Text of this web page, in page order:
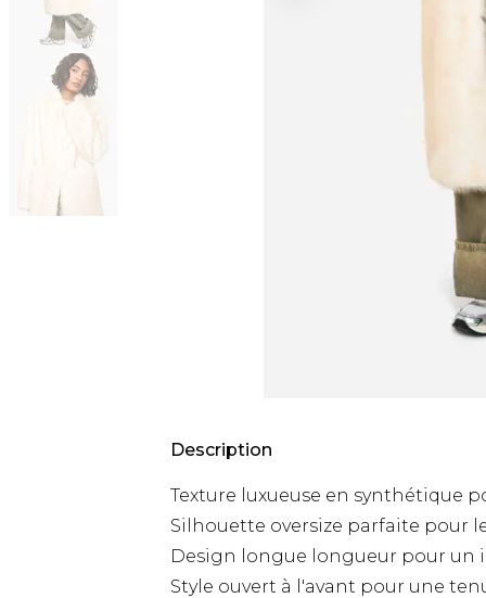
Description
Texture luxueuse en synthétique
Silhouette oversize parfaite pour
Design longue longueur pour un
Style ouvert à l'avant pour une